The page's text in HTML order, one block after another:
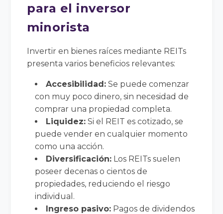
para el inversor
minorista
Invertir en bienes raíces mediante REITs
presenta varios beneficios relevantes:
Accesibilidad: Se puede comenzar
con muy poco dinero, sin necesidad de
comprar una propiedad completa.
Liquidez: Si el REIT es cotizado, se
puede vender en cualquier momento
como una acción.
Diversificación: Los REITs suelen
poseer decenas o cientos de
propiedades, reduciendo el riesgo
individual.
Ingreso pasivo: Pagos de dividendos